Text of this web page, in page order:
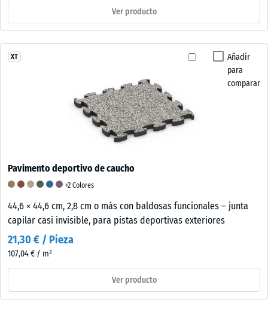
Ver producto
Añadir
para
comparar
XT
Pavimento deportivo de caucho
+2 Colores
44,6 × 44,6 cm, 2,8 cm o más con baldosas funcionales – junta
capilar casi invisible, para pistas deportivas exteriores
21,30 € / Pieza
107,04 € / m²
Ver producto